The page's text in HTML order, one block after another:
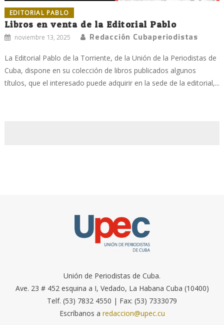
EDITORIAL PABLO
Libros en venta de la Editorial Pablo
noviembre 13, 2025 Redacción Cubaperiodistas
La Editorial Pablo de la Torriente, de la Unión de la Periodistas de
Cuba, dispone en su colección de libros publicados algunos
títulos, que el interesado puede adquirir en la sede de la editorial,...
Unión de Periodistas de Cuba.
Ave. 23 # 452 esquina a I, Vedado, La Habana Cuba (10400)
Telf. (53) 7832 4550 | Fax: (53) 7333079
Escríbanos a redaccion@upec.cu